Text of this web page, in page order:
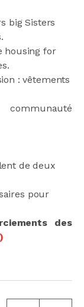
big Sisters
housing for
: vêtements
de deux
pour
des